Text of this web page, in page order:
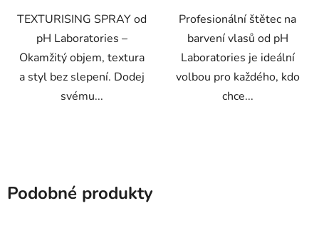
TEXTURISING SPRAY od
pH Laboratories –
Okamžitý objem, textura
a styl bez slepení. Dodej
svému...
Profesionální štětec na
barvení vlasů od pH
Laboratories je ideální
volbou pro každého, kdo
chce...
Podobné produkty